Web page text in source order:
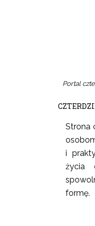
Portal
Strona
i
życia
formę.